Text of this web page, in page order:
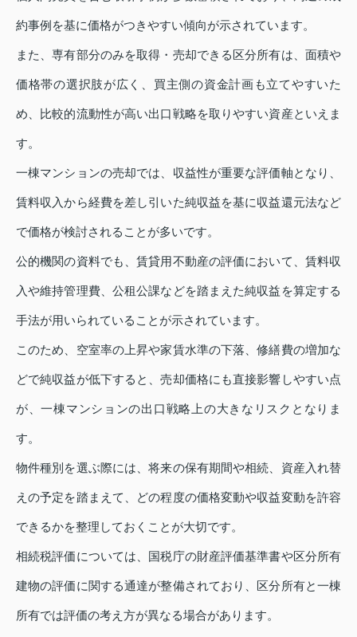
約事例を基に価格がつきやすい傾向が示されています。
また、専有部分のみを取得・売却できる区分所有は、面積や
価格帯の選択肢が広く、買主側の資金計画も立てやすいた
め、比較的流動性が高い出口戦略を取りやすい資産といえま
す。
一棟マンションの売却では、収益性が重要な評価軸となり、
賃料収入から経費を差し引いた純収益を基に収益還元法など
で価格が検討されることが多いです。
公的機関の資料でも、賃貸用不動産の評価において、賃料収
入や維持管理費、公租公課などを踏まえた純収益を算定する
手法が用いられていることが示されています。
このため、空室率の上昇や家賃水準の下落、修繕費の増加な
どで純収益が低下すると、売却価格にも直接影響しやすい点
が、一棟マンションの出口戦略上の大きなリスクとなりま
す。
物件種別を選ぶ際には、将来の保有期間や相続、資産入れ替
えの予定を踏まえて、どの程度の価格変動や収益変動を許容
できるかを整理しておくことが大切です。
相続税評価については、国税庁の財産評価基準書や区分所有
建物の評価に関する通達が整備されており、区分所有と一棟
所有では評価の考え方が異なる場合があります。